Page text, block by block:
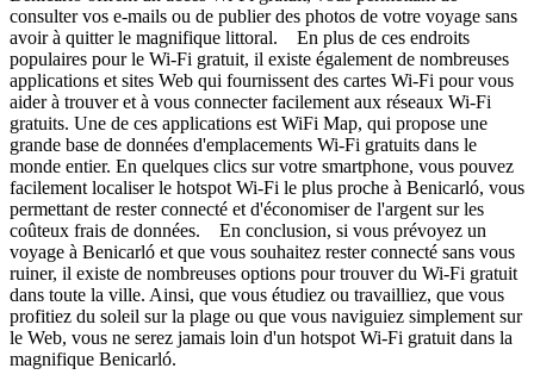
consulter vos e-mails ou de publier des photos de votre voyage sans
avoir à quitter le magnifique littoral. En plus de ces endroits
populaires pour le Wi-Fi gratuit, il existe également de nombreuses
applications et sites Web qui fournissent des cartes Wi-Fi pour vous
aider à trouver et à vous connecter facilement aux réseaux Wi-Fi
gratuits. Une de ces applications est WiFi Map, qui propose une
grande base de données d'emplacements Wi-Fi gratuits dans le
monde entier. En quelques clics sur votre smartphone, vous pouvez
facilement localiser le hotspot Wi-Fi le plus proche à Benicarló, vous
permettant de rester connecté et d'économiser de l'argent sur les
coûteux frais de données. En conclusion, si vous prévoyez un
voyage à Benicarló et que vous souhaitez rester connecté sans vous
ruiner, il existe de nombreuses options pour trouver du Wi-Fi gratuit
dans toute la ville. Ainsi, que vous étudiez ou travailliez, que vous
profitiez du soleil sur la plage ou que vous naviguiez simplement sur
le Web, vous ne serez jamais loin d'un hotspot Wi-Fi gratuit dans la
magnifique Benicarló.